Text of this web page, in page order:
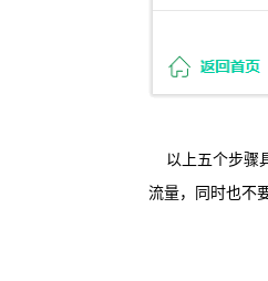
以上五个步骤
流量，同时也不